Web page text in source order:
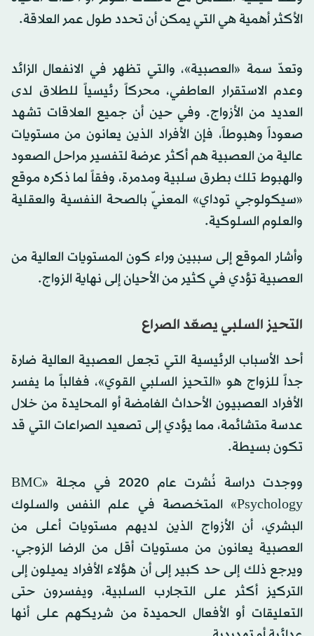
الأكثر أهمية هي التي يمكن أن تحدد طول عمر العلاقة.
وتعدّ سمة «العصبية»، والتي تظهر في الانفعال الزائد
وعدم الاستقرار العاطفي، محركاً رئيسياً للطلاق لدى
العديد من الأزواج. وفي حين أن جميع العلاقات تشهد
صعوداً وهبوطاً، فإن الأفراد الذين يعانون من مستويات
عالية من العصبية هم أكثر عرضة لتفسير مراحل الصعود
والهبوط تلك بطرق سلبية ومدمرة، وفقاً لما ذكره موقع
«سيكولوجي توداي» المعنيّ بالصحة النفسية والعقلية
والعلوم السلوكية.
وأشار الموقع إلى سببين وراء كون المستويات العالية من
العصبية تؤدي في كثير من الأحيان إلى نهاية الزواج.
التحيز السلبي يصعّد الصراع
أحد الأسباب الرئيسية التي تجعل العصبية العالية ضارة
جداً للزواج هو «التحيز السلبي القوي»، فغالباً ما يفسر
الأفراد العصبيون الأحداث الغامضة أو المحايدة من خلال
عدسة متشائمة، مما يؤدي إلى تصعيد الصراعات التي قد
تكون بسيطة.
ووجدت دراسة نُشرت عام 2020 في مجلة «BMC
Psychology» المتخصصة في علم النفس والسلوك
البشري، أن الأزواج الذين لديهم مستويات أعلى من
العصبية يعانون من مستويات أقل من الرضا الزوجي.
ويرجع ذلك إلى حد كبير إلى أن هؤلاء الأفراد يميلون إلى
التركيز أكثر على التجارب السلبية، ويفسرون حتى
التعليقات أو الأفعال الحميدة من شريكهم على أنها